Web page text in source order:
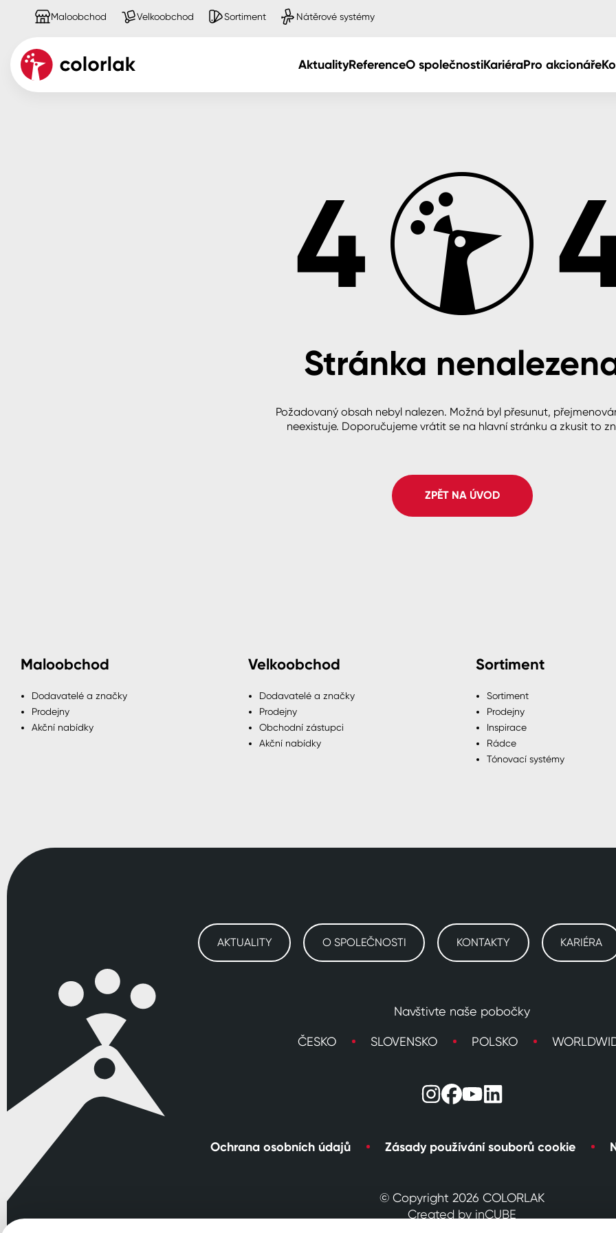
Maloobchod Velkoobchod Sortiment Nátěrové systémy
AktualityReferenceO společnostiKariéraPro akcionáře
Ředidla, tužidla, čističe, technickéStránka
Požadovaný obsah nebyl nalezen. Možná byl přesunut,
neexistuje. Doporučujeme vrátit se na hlavní stránku a zkusit to
ZPĚT NA ÚVOD
Maloobchod
Dodavatelé a značky
Prodejny
Akční nabídky
Velkoobchod
Dodavatelé a značky
Prodejny
Obchodní zástupci
Akční nabídky
Sortiment
Sortiment
Prodejny
Inspirace
Rádce
Tónovací systémy
AKTUALITY O SPOLEČNOSTI KONTAKTY KARIÉRA
Navštivte naše pobočky
ČESKO SLOVENSKO POLSKO
Ochrana osobních údajů Zásady používání souborů cookie
© Copyright 2026 COLORLAK
Created by inCUBE